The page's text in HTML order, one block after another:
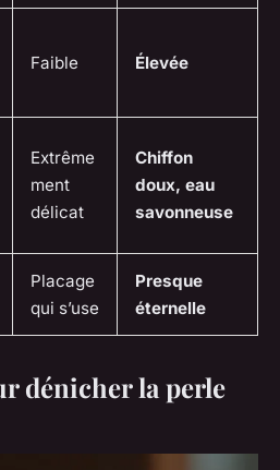
Faible Élevée
Extrême
ment
délicat
Chiffon
doux, eau
savonneuse
Placage
qui s’use
Presque
éternelle
dénicher la perle